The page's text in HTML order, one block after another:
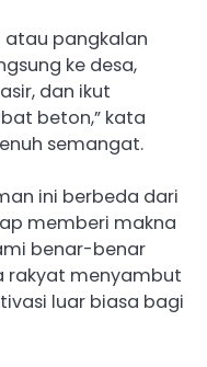
atau pangkalan
ke desa,
dan ikut
beton,” kata
semangat.
ini berbeda dari
memberi makna
benar-benar
rakyat menyambut
luar biasa bagi